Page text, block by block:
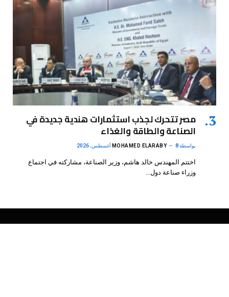
مصر تتحرك لجذب استثمارات هندية جديدة في
الصناعة والطاقة والغذاء
بواسطة MOHAMED ELARABY 8 أغسطس، 2026
اختتم المهندس خالد هاشم، وزير الصناعة، مشاركته في اجتماع
وزراء صناعة دول…